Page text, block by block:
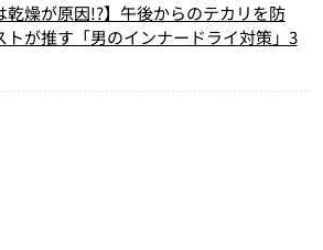
乾燥が原因!?】午後からのテカリを防
トが推す「男のインナードライ対策」3